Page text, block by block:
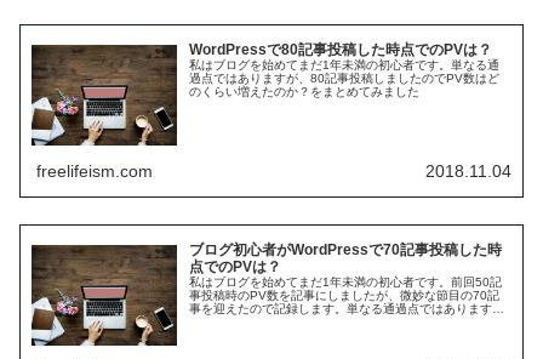
WordPressで80記事投稿した時点でのPVは？
私はブログを始めてまだ1年未満の初心者です。単なる通
過点ではありますが、80記事投稿しましたのでPV数はど
のくらい増えたのか？をまとめてみました
freelifeism.com 2018.11.04
ブログ初心者がWordPressで70記事投稿した時
点でのPVは？
私はブログを始めてまだ1年未満の初心者です。前回50記
事投稿時のPV数を記事にしましたが、微妙な節目の70記
事を迎えたので記録します。単なる通過点ではあります